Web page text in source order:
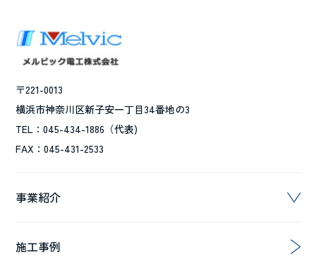
〒221-0013
横浜市神奈川区新子安一丁目34番地の3
TEL：045-434-1886（代表)
FAX：045-431-2533
事業紹介
施工事例